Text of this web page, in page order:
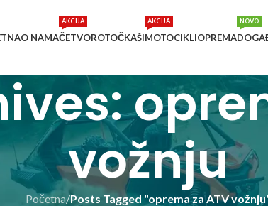
O NAMAČETVOROTOČKAŠI
AKCIJA
MOTOCIKLI
AKCIJA
OPREMA
NOVO
vožnju
Početna/Posts Tagged "oprema za ATV